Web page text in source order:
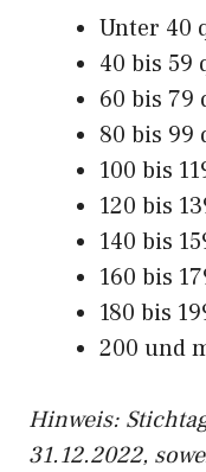
Unter 40
40 bis 59
60 bis 79
80 bis 99
100 bis
120 bis
140 bis
160 bis
180 bis
200 und
Hinweis:
31.12.2022,